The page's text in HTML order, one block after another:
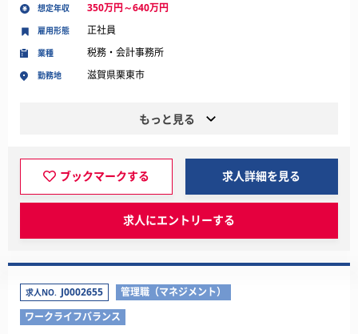
想定年収 350万円～640万円
業種 税務・会計事務所
勤務地 滋賀県栗東市
雇用形態 正社員
もっと見る
ブックマークする 求人詳細を見る
求人にエントリーする
求人NO. J0002655
管理職（マネジメント）
ワークライフバランス